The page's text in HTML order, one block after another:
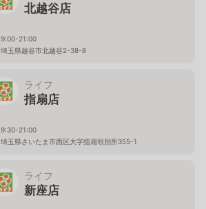
北越谷店
9:00-21:00
埼玉県越谷市北越谷2-38-8
ライフ
指扇店
9:30-21:00
埼玉県さいたま市西区大字指扇領別所355-1
ライフ
新座店